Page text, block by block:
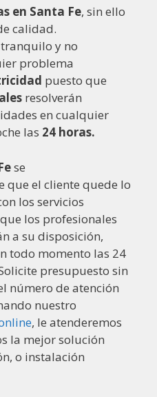
en Santa Fe, sin ello
calidad.
y no
problema
puesto que
resolverán
en cualquier
las 24 horas.
se
que el cliente quede lo
los servicios
los profesionales
a su disposición,
todo momento las 24
presupuesto sin
número de atención
nuestro
, le atenderemos
la mejor solución
o instalación